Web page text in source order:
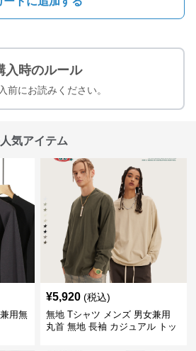
入時のルール
前にお読みください。
気アイテム
用無
¥5,920 (税込)
無地 Tシャツ メンズ 男女兼用
丸首 無地 長袖 カジュアル トッ